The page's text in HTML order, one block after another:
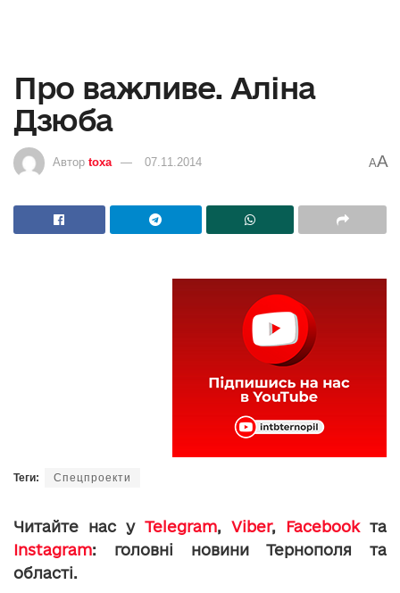
Про важливе. Аліна
Дзюба
Автор toxa 07.11.2014 AA
Теги: Спецпроекти
Читайте нас у Telegram, Viber, Facebookта
Instagram: головні новини Тернополя та
області.